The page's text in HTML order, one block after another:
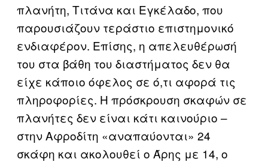
πλανήτη, Τιτάνα και Εγκέλαδο, που
παρουσιάζουν τεράστιο επιστημονικό
ενδιαφέρον. Επίσης, η απελευθέρωσή
του στα βάθη του διαστήματος δεν θα
είχε κάποιο όφελος σε ό,τι αφορά τις
πληροφορίες. Η πρόσκρουση σκαφών σε
πλανήτες δεν είναι κάτι καινούριο –
στην Αφροδίτη «αναπαύονται» 24
σκάφη και ακολουθεί ο Άρης με 14, ο